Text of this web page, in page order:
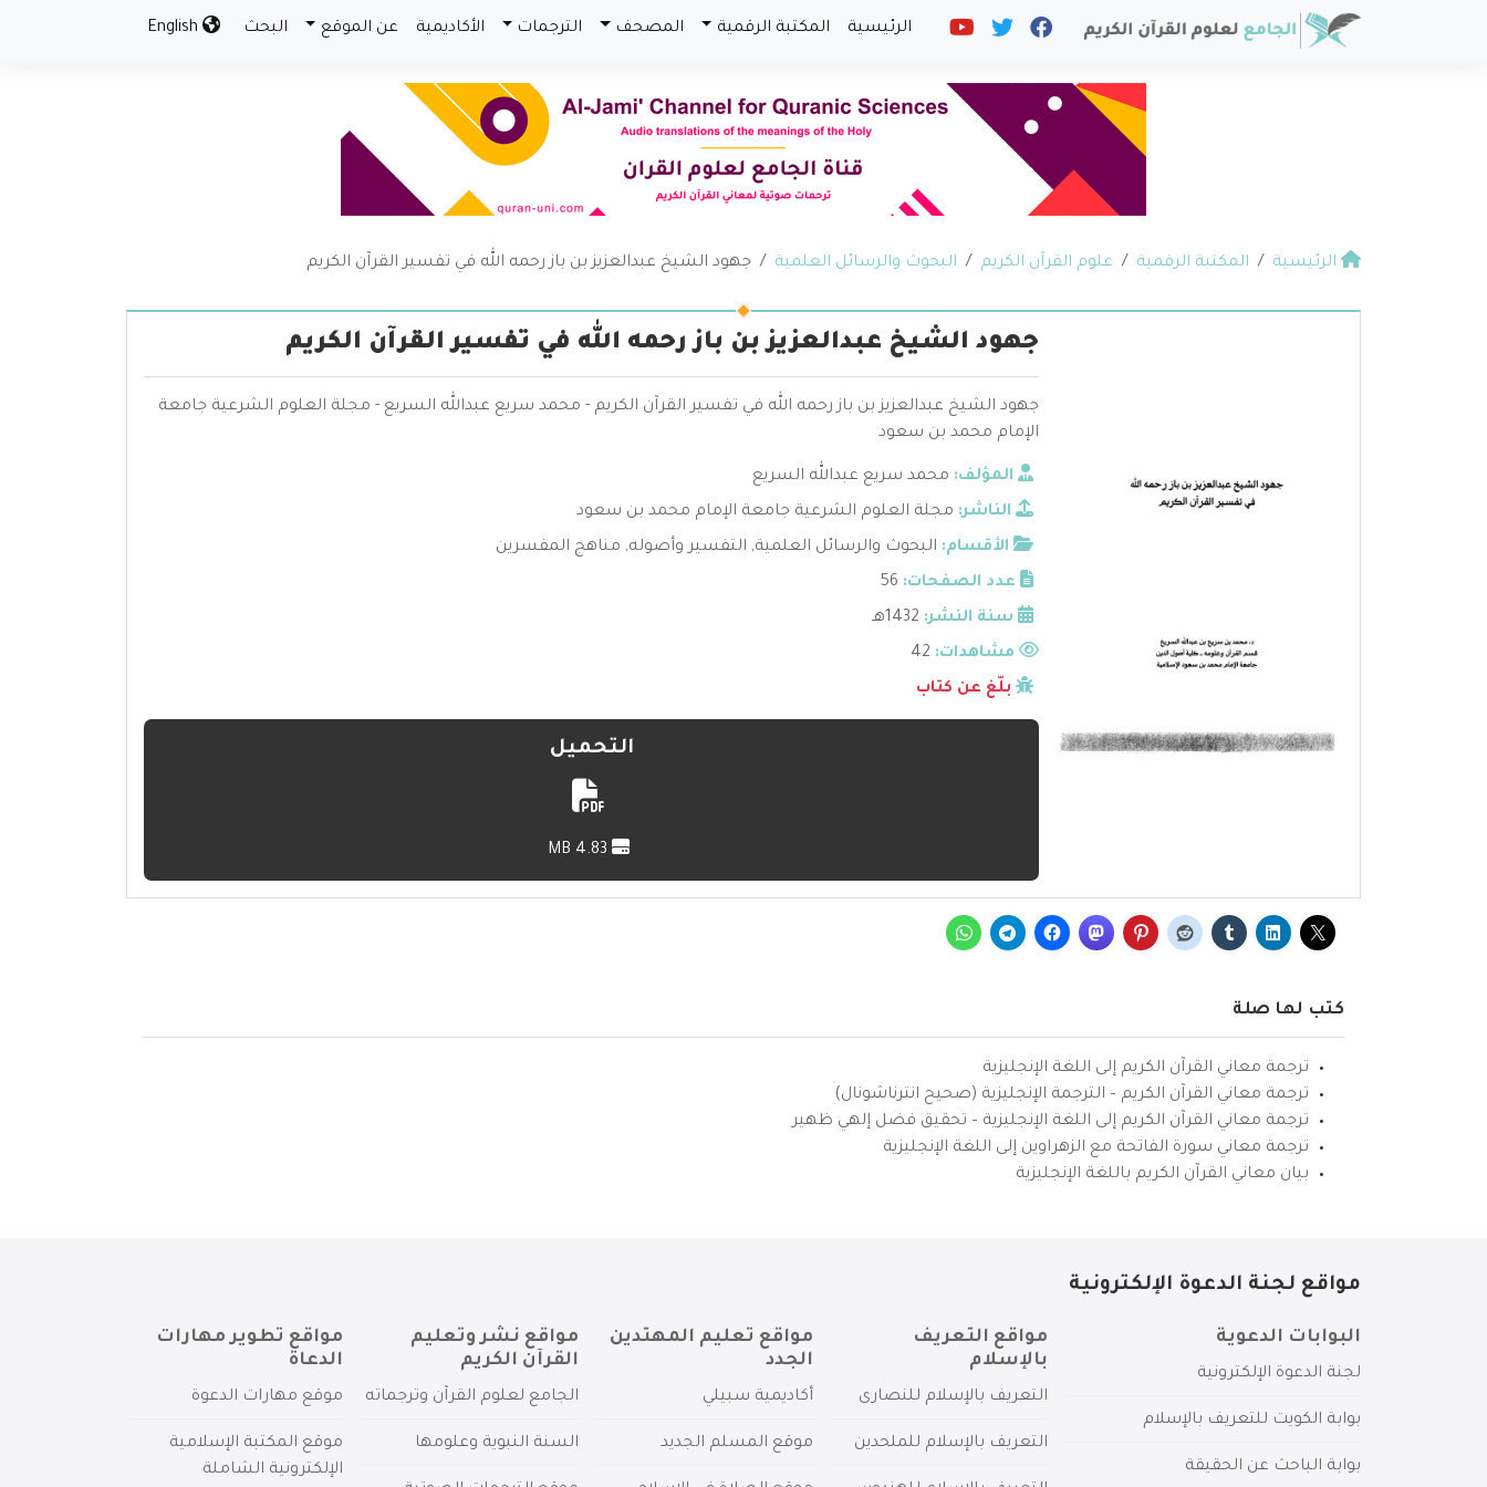
الرئيسية المكتبة الرقمية المصحف الترجمات الأكاديمية عن الموقع البحث
الرئيسية المكتبة الرقمية علوم القرآن الكريم البحوث والرسائل العلمية جهود الشيخ عبدالعزيز بن باز رحمه الله في تفسير القرآن الكريم
جهود الشيخ عبدالعزيز بن باز رحمه الله في تفسير القرآن الكريم
جهود الشيخ عبدالعزيز بن باز رحمه الله في تفسير القرآن الكريم - محمد سريع عبدالله السريع - مجلة العلوم الشرعية جامعة
الإمام محمد بن سعود
المؤلف: محمد سريع عبدالله السريع
الناشر: مجلة العلوم الشرعية جامعة الإمام محمد بن سعود
الأقسام: البحوث والرسائل العلمية, التفسير وأصوله, مناهج المفسرين
عدد الصفحات: 56
سنة النشر: 1432هـ
مشاهدات:
بلّغ عن كتاب
التحميل
كتب لها صلة
ترجمة معاني القرآن الكريم إلى اللغة الإنجليزية
ترجمة معاني القرآن الكريم – الترجمة الإنجليزية (صحيح انترناشونال)
ترجمة معاني القرآن الكريم إلى اللغة الإنجليزية – تحقيق فضل إلهي ظهير
ترجمة معاني سورة الفاتحة مع الزهراوين إلى اللغة الإنجليزية
بيان معاني القرآن الكريم باللغة الإنجليزية
مواقع لجنة الدعوة الإلكترونية
البوابات الدعوية
لجنة الدعوة الإلكترونية
بوابة الكويت للتعريف بالإسلام
بوابة الباحث عن الحقيقة
مواقع التعريف
بالإسلام
التعريف بالإسلام للنصارى
التعريف بالإسلام للملحدين
مواقع تعليم المهتدين
الجدد
أكاديمية سبيلي
موقع المسلم الجديد
مواقع نشر وتعليم
القرآن الكريم
الجامع لعلوم القرآن وترجماته
السنة النبوية وعلومها
مواقع تطوير مهارات
الدعاة
موقع مهارات الدعوة
موقع المكتبة الإسلامية
الإلكترونية الشاملة